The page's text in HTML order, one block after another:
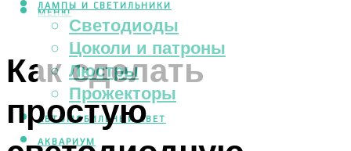
ЛАМПЫ И СВЕТИЛЬНИКИ
Светодиоды
Цоколи и патроны
Люстры
Прожекторы
АВТОМОБИЛЬНЫЙ СВЕТ
АКВАРИУМ
МЕНЮ
Как сделать
простую